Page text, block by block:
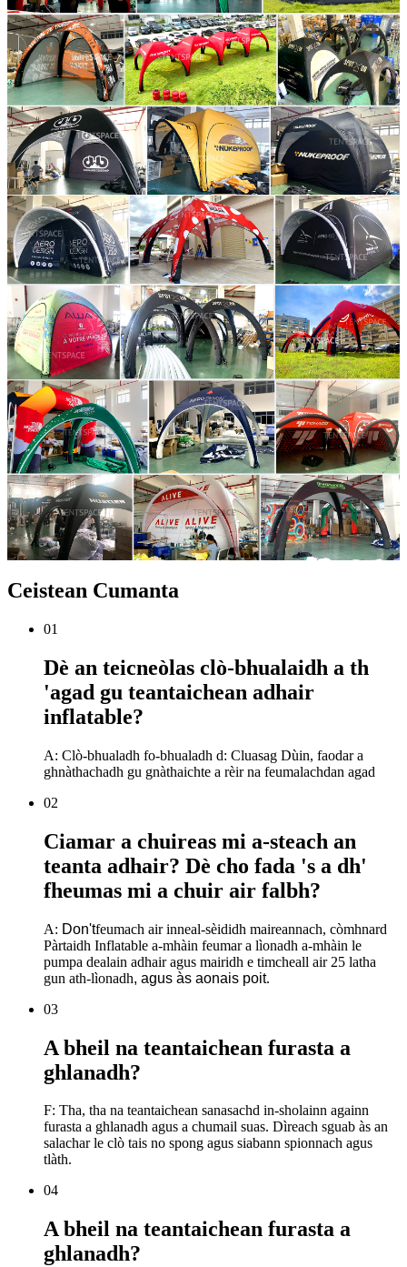
Ceistean Cumanta
01
Dè an teicneòlas clò-bhualaidh a th
'agad gu teantaichean adhair
inflatable?
A: Clò-bhualadh fo-bhualadh d: Cluasag Dùin, faodar a
ghnàthachadh gu gnàthaichte a rèir na feumalachdan agad
02
Ciamar a chuireas mi a-steach an
teanta adhair? Dè cho fada 's a dh'
fheumas mi a chuir air falbh?
A: Don'tfeumach air inneal-sèididh maireannach, còmhnard
Pàrtaidh Inflatable a-mhàin feumar a lìonadh a-mhàin le
pumpa dealain adhair agus mairidh e timcheall air 25 latha
gun ath-lìonadh, agus às aonais poit.
03
A bheil na teantaichean furasta a
ghlanadh?
F: Tha, tha na teantaichean sanasachd in-sholainn againn
furasta a ghlanadh agus a chumail suas. Dìreach sguab às an
salachar le clò tais no spong agus siabann spionnach agus
tlàth.
04
A bheil na teantaichean furasta a
ghlanadh?